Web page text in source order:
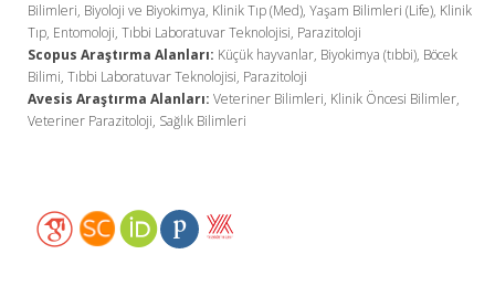
Bilimleri, Biyoloji ve Biyokimya, Klinik Tıp (Med), Yaşam Bilimleri (Life), Klinik
Tıp, Entomoloji, Tıbbi Laboratuvar Teknolojisi, Parazitoloji
Scopus Araştırma Alanları: Küçük hayvanlar, Biyokimya (tıbbi), Böcek
Bilimi, Tıbbi Laboratuvar Teknolojisi, Parazitoloji
Avesis Araştırma Alanları: Veteriner Bilimleri, Klinik Öncesi Bilimler,
Veteriner Parazitoloji, Sağlık Bilimleri